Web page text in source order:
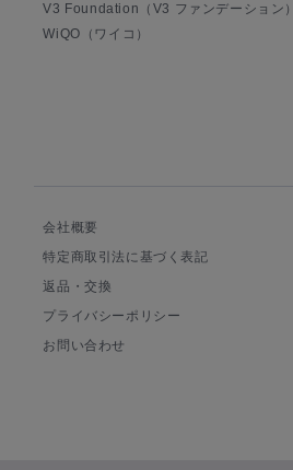
V3 Foundation（V3 ファンデーション）
WiQO（ワイコ）
会社概要
特定商取引法に基づく表記
返品・交換
プライバシーポリシー
お問い合わせ